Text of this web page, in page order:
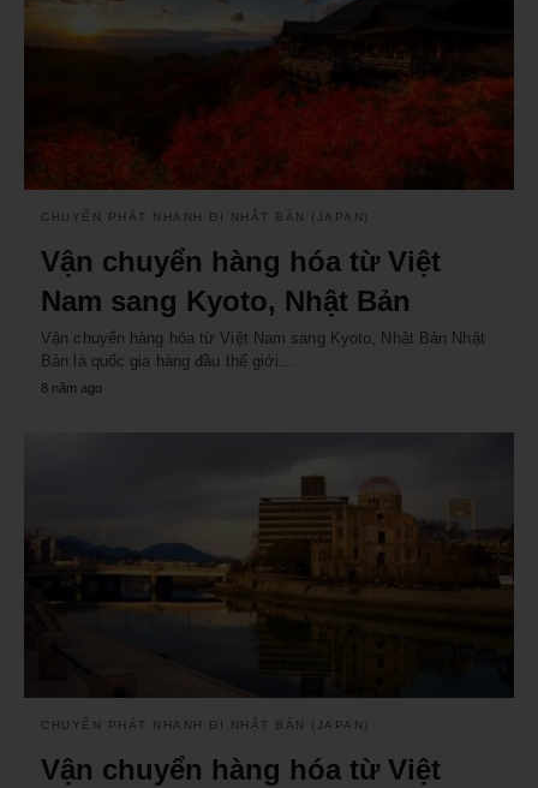
CHUYỂN PHÁT NHANH ĐI NHẬT BẢN (JAPAN)
Vận chuyển hàng hóa từ Việt
Nam sang Kyoto, Nhật Bản
Vận chuyển hàng hóa từ Việt Nam sang Kyoto, Nhật Bản Nhật
Bản là quốc gia hàng đầu thế giới…
8 năm ago
CHUYỂN PHÁT NHANH ĐI NHẬT BẢN (JAPAN)
Vận chuyển hàng hóa từ Việt